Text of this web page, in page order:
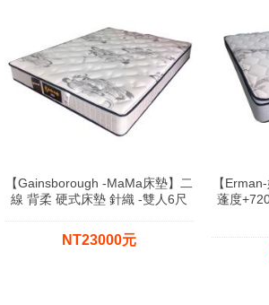
【Gainsborough -MaMa床墊】二
線 背柔 硬式床墊 針織 -雙人6尺
NT23000元
【
蓬度